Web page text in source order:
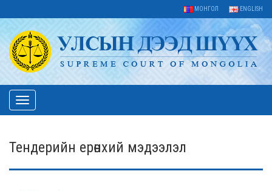
МОНГОЛ ENGLISH
Toggle
navigation
Тендерийн ерөнхий мэдээлэл